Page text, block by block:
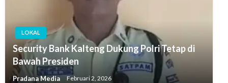
LOKAL
Security Bank Kalteng Dukung Polri Tetap di
Bawah Presiden
Pradana Media Februari 2, 2026